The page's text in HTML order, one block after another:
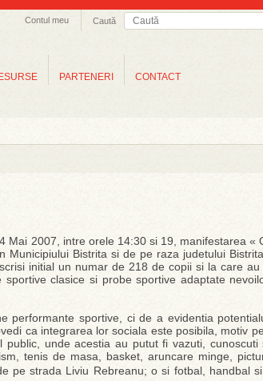
Caută
Contul meu
PARTENERI CONTACT
Mai 2007, intre orele 14:30 si 19, manifestarea «
Bistrita si de pe raza judetului
initial un numar de 218 de copii si la care au
clasice si probe sportive adaptate
performante sportive, ci de a evidentia
ca integrarea lor sociala este posibila, motiv
unde acestia au putut fi vazuti, cunoscuti
tenis de masa, basket, aruncare minge,
pe strada Liviu Rebreanu; o si fotbal, handbal